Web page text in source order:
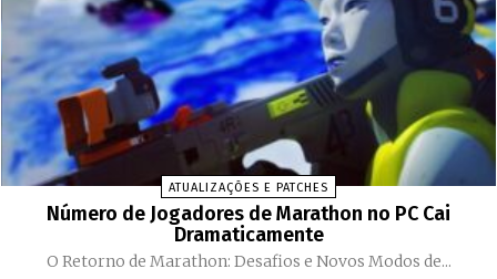
ATUALIZAÇÕES E PATCHES
Número de Jogadores de Marathon no PC Cai
Dramaticamente
O Retorno de Marathon: Desafios e Novos Modos de...